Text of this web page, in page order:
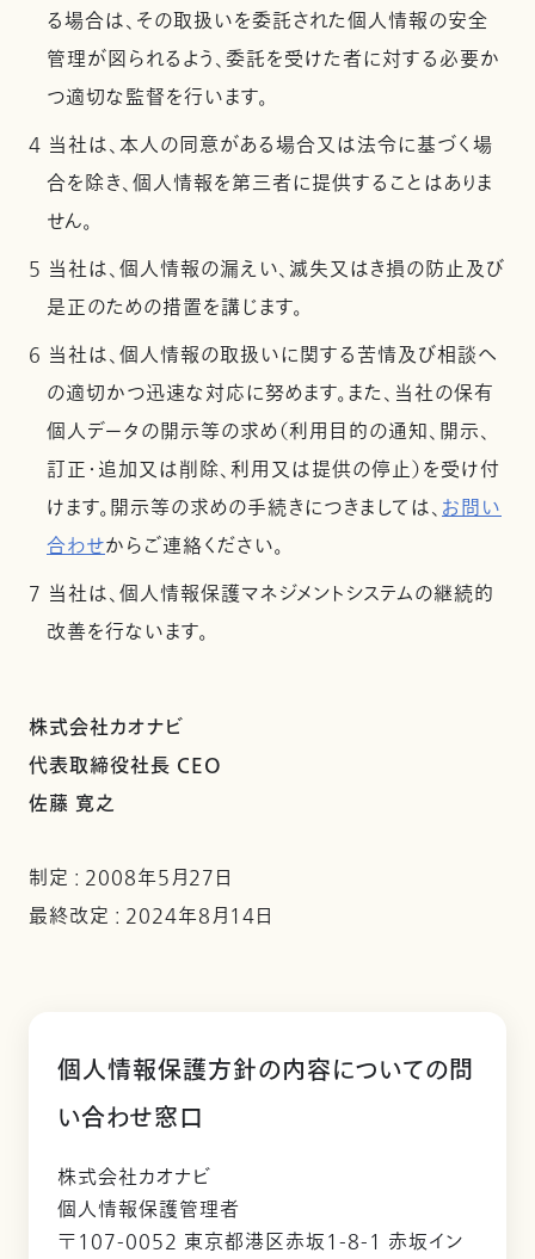
る場合は、その取扱いを委託された個人情報の安全
管理が図られるよう、委託を受けた者に対する必要か
つ適切な監督を行います。
4 当社は、本人の同意がある場合又は法令に基づく場
合を除き、個人情報を第三者に提供することはありま
せん。
5 当社は、個人情報の漏えい、滅失又はき損の防止及び
是正のための措置を講じます。
6 当社は、個人情報の取扱いに関する苦情及び相談へ
の適切かつ迅速な対応に努めます。また、当社の保有
個人データの開示等の求め（利用目的の通知、開示、
訂正・追加又は削除、利用又は提供の停止）を受け付
けます。開示等の求めの手続きにつきましては、お問い
合わせからご連絡ください。
7 当社は、個人情報保護マネジメントシステムの継続的
改善を行ないます。
株式会社カオナビ
代表取締役社長 CEO
佐藤 寛之
制定 : 2008年5月27日
最終改定 : 2024年8月14日
個人情報保護方針の内容についての問
い合わせ窓口
株式会社カオナビ
個人情報保護管理者
〒107-0052 東京都港区赤坂1-8-1 赤坂イン